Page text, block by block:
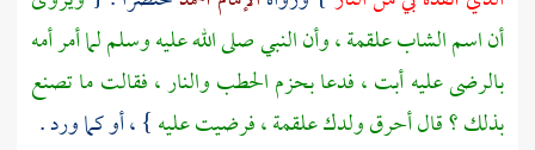
أن اسم الشابعلقمة، وأن النبي صلى الله عليه وسلم لما أمر أمه
بالرضى عليه أبت ، فدعا بحزم الحطب والنار ، فقالت ما تصنع
بذلك ؟ قال أحرق ولدكعلقمة، فرضيت عليه} ، أو كما ورد .